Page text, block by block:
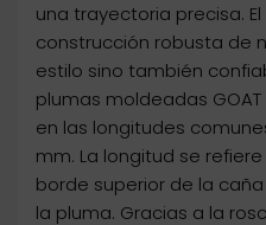
una trayectoria precisa.
construcción robusta de
estilo sino también
plumas moldeadas GOAT
en las longitudes
mm. La longitud se
borde superior de la
la pluma. Gracias a la